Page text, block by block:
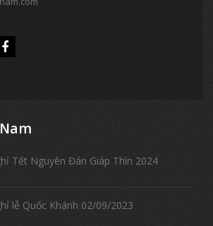
Tết Nguyên Đán Giáp Thìn 2024
lễ Quốc Khánh 02/09/2023